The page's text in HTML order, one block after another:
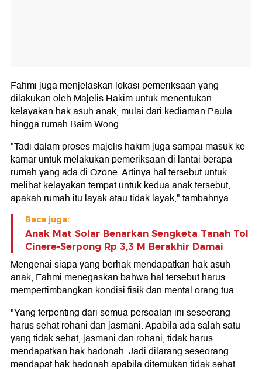
Fahmi juga menjelaskan lokasi pemeriksaan yang
dilakukan oleh Majelis Hakim untuk menentukan
kelayakan hak asuh anak, mulai dari kediaman Paula
hingga rumah Baim Wong.
"Tadi dalam proses majelis hakim juga sampai masuk ke
kamar untuk melakukan pemeriksaan di lantai berapa
rumah yang ada di Ozone. Artinya hal tersebut untuk
melihat kelayakan tempat untuk kedua anak tersebut,
apakah rumah itu layak atau tidak layak," tambahnya.
Baca juga:
Anak Mat Solar Benarkan Sengketa Tanah Tol
Cinere-Serpong Rp 3,3 M Berakhir Damai
Mengenai siapa yang berhak mendapatkan hak asuh
anak, Fahmi menegaskan bahwa hal tersebut harus
mempertimbangkan kondisi fisik dan mental orang tua.
"Yang terpenting dari semua persoalan ini seseorang
harus sehat rohani dan jasmani. Apabila ada salah satu
yang tidak sehat, jasmani dan rohani, tidak harus
mendapatkan hak hadonah. Jadi dilarang seseorang
mendapat hak hadonah apabila ditemukan tidak sehat